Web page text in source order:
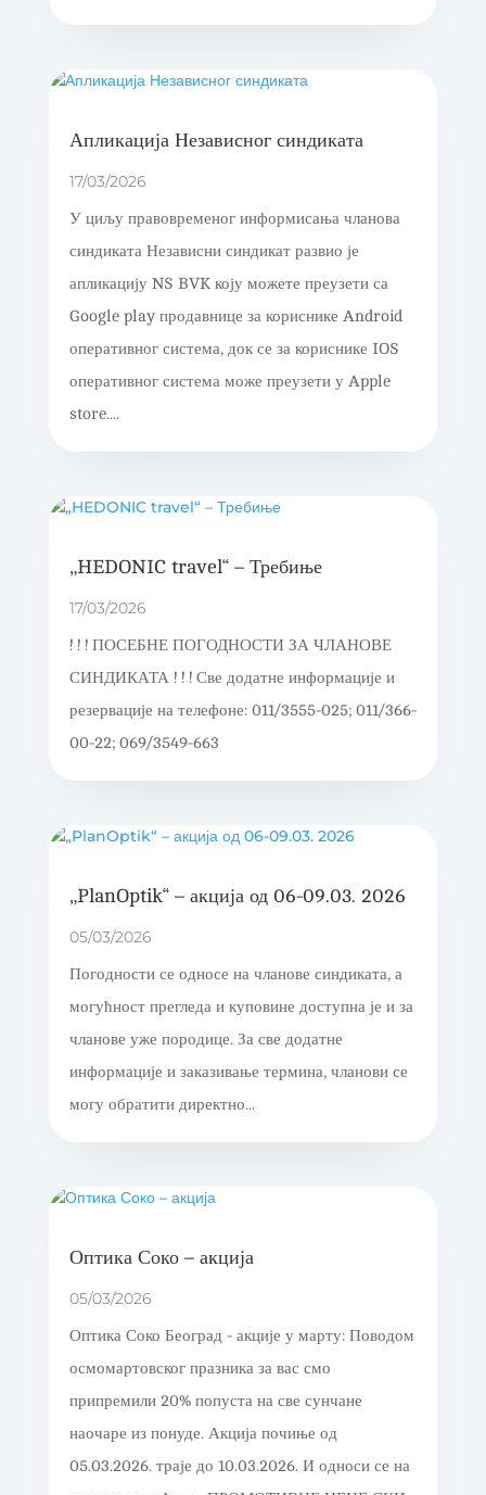
Апликација Независног синдиката
17/03/2026
У циљу правовременог информисања чланова
синдиката Независни синдикат развио је
апликацију NS BVK коју можете преузети са
Google play продавнице за кориснике Android
оперативног система, док се за кориснике IOS
оперативног система може преузети у Apple
store....
„HEDONIC travel“ – Требиње
17/03/2026
! ! ! ПОСЕБНЕ ПОГОДНОСТИ ЗА ЧЛАНОВЕ
СИНДИКАТА ! ! ! Све додатне информације и
резервације на телефоне: 011/3555-025; 011/366-
00-22; 069/3549-663
„PlanOptik“ – акција од 06-09.03. 2026
05/03/2026
Погодности се односе на чланове синдиката, а
могућност прегледа и куповине доступна је и за
чланове уже породице. За све додатне
информације и заказивање термина, чланови се
могу обратити директно...
Оптика Соко – акција
05/03/2026
Оптика Соко Београд - акције у марту: Поводом
осмомартовског празника за вас смо
припремили 20% попуста на све сунчане
наочаре из понуде. Акција почиње од
05.03.2026. траје до 10.03.2026. И односи се на